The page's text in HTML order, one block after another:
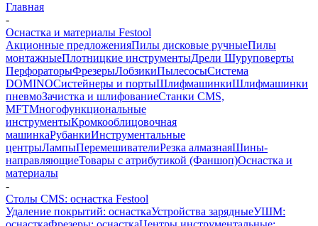
Главная
-
Оснастка и материалы Festool
Акционные предложенияПилы дисковые ручныеПилы
монтажныеПлотницкие инструментыДрели Шуруповерты
ПерфораторыФрезерыЛобзикиПылесосыСистема
DOMINOСистейнеры и портыШлифмашинкиШлифмашинки
пневмоЗачистка и шлифованиеСтанки CMS,
MFTМногофункциональные
инструментыКромкооблицовочная
машинкаРубанкиИнструментальные
центрыЛампыПеремешивателиРезка алмазнаяШины-
направляющиеТовары с атрибутикой (Фаншоп)Оснастка и
материалы
-
Столы CMS: оснастка Festool
Удаление покрытий: оснасткаУстройства зарядныеУШМ: